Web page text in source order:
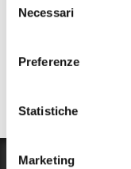
delNecessari
Preferenze
Statistiche
Marketing
jellegzetes színes
illetve az elsősorban
időkben is lakott